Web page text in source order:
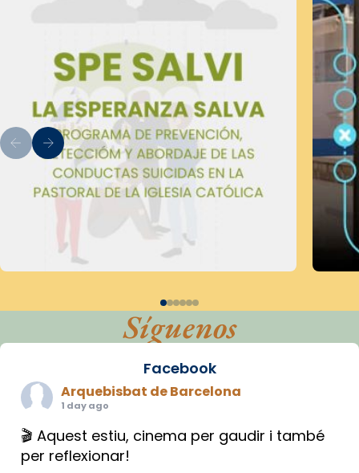
Síguenos
Facebook
Arquebisbat de Barcelona
1 day ago
🎬 Aquest estiu, cinema per gaudir i també
per reflexionar!